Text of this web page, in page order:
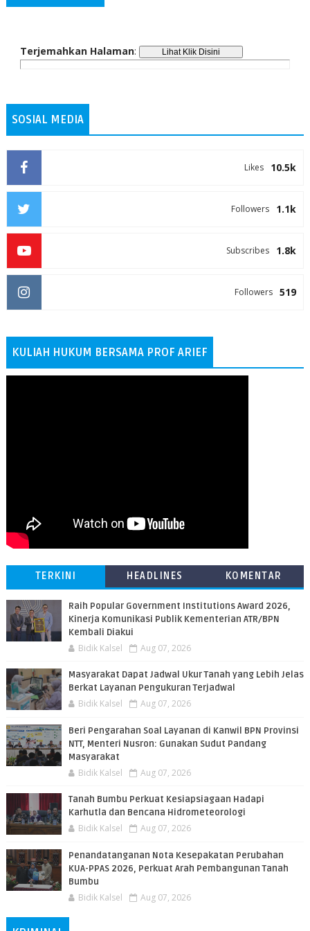
Terjemahkan Halaman:
SOSIAL MEDIA
10.5k
Likes
1.1k
Followers
1.8k
Subscribes
519
Followers
KULIAH HUKUM BERSAMA PROF ARIEF
TERKINI HEADLINES KOMENTAR
Raih Popular Government Institutions Award 2026,
Kinerja Komunikasi Publik Kementerian ATR/BPN
Kembali Diakui
Bidik Kalsel Aug 07, 2026
Masyarakat Dapat Jadwal Ukur Tanah yang Lebih Jelas
Berkat Layanan Pengukuran Terjadwal
Bidik Kalsel Aug 07, 2026
Beri Pengarahan Soal Layanan di Kanwil BPN Provinsi
NTT, Menteri Nusron: Gunakan Sudut Pandang
Masyarakat
Bidik Kalsel Aug 07, 2026
Tanah Bumbu Perkuat Kesiapsiagaan Hadapi
Karhutla dan Bencana Hidrometeorologi
Bidik Kalsel Aug 07, 2026
Penandatanganan Nota Kesepakatan Perubahan
KUA-PPAS 2026, Perkuat Arah Pembangunan Tanah
Bumbu
Bidik Kalsel Aug 07, 2026